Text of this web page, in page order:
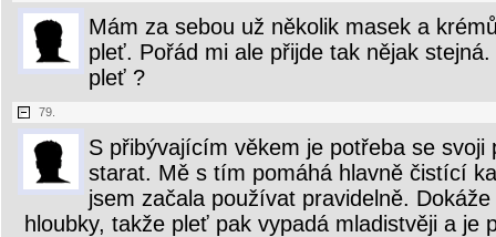
Mám za sebou už několik masek a
pleť. Pořád mi ale přijde tak nějak
pleť ?
79.
S přibývajícím věkem je potřeba se svoji
starat. Mě s tím pomáhá hlavně čistící
jsem začala používat pravidelně.
hloubky, takže pleť pak vypadá mladistvěji a je